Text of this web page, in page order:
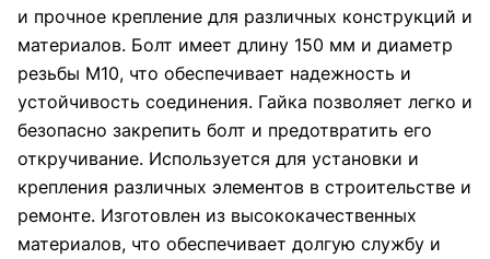
и прочное крепление для различных конструкций и
материалов. Болт имеет длину 150 мм и диаметр
резьбы М10, что обеспечивает надежность и
устойчивость соединения. Гайка позволяет легко и
безопасно закрепить болт и предотвратить его
откручивание. Используется для установки и
крепления различных элементов в строительстве и
ремонте. Изготовлен из высококачественных
материалов, что обеспечивает долгую службу и